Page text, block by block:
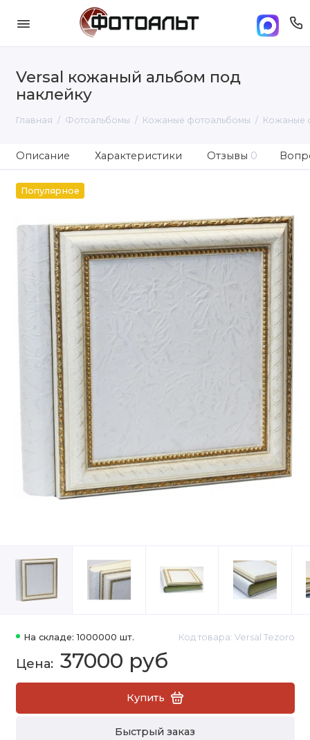
Versal кожаный альбом под
наклейку
Главная Фотоальбомы Кожаные фотоальбомы Кожаные
Описание Характеристики Отзывы 0
Популярное
На складе: 1000000 шт. Код товара: Versal Tezoro
37000 руб
Купить
Быстрый заказ